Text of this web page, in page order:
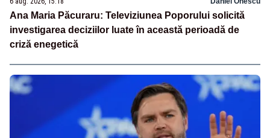
Ana Maria Păcuraru: Televiziunea Poporului solicită
investigarea deciziilor luate în această perioadă de
criză enegetică